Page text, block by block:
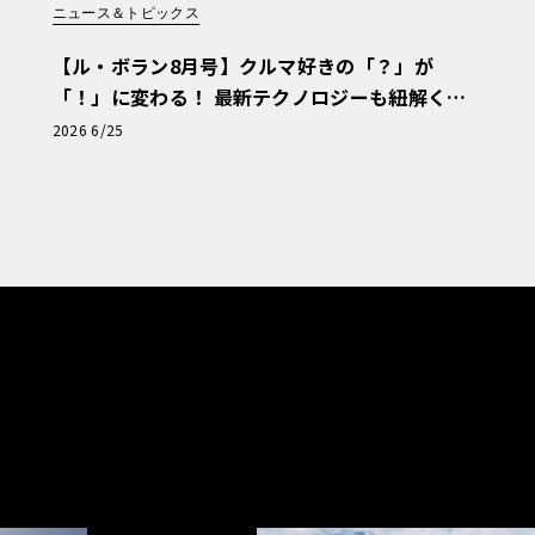
ニュース＆トピックス
【ル・ボラン8月号】クルマ好きの「？」が
「！」に変わる！ 最新テクノロジーも紐解く
「輸入車Q&A」
2026 6/25